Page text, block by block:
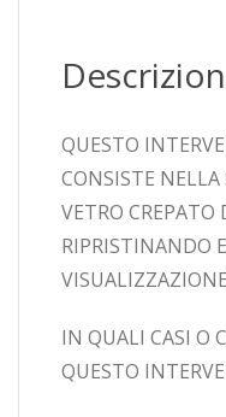
QUESTO
CONSISTE
VETRO CREPATO
RIPRISTINANDO
IN QUALI CASI O
QUESTO